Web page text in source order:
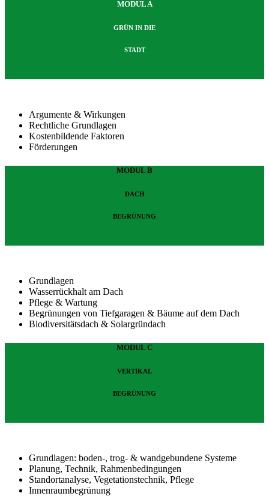
MODUL A
GRÜN IN DIE
STADT
Argumente & Wirkungen
Rechtliche Grundlagen
Kostenbildende Faktoren
Förderungen
MODUL B
DACH
BEGRÜNUNG
Grundlagen
Wasserrückhalt am Dach
Pflege & Wartung
Begrünungen von Tiefgaragen & Bäume auf dem Dach
Biodiversitätsdach & Solargründach
MODUL C
VERTIKAL
BEGRÜNUNG
Grundlagen: boden-, trog- & wandgebundene Systeme
Planung, Technik, Rahmenbedingungen
Standortanalyse, Vegetationstechnik, Pflege
Innenraumbegrünung